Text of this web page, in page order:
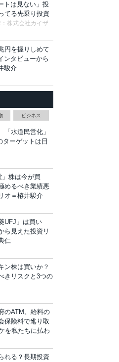
トは見ない」投
てる先乗り投資
：株式会社カイザ
円を握りしめて
ンタビューから
駿介
ビジネス
「水道民営化」
ターゲットは日
株は今が買
めるべき業績悪
オ＝栫井駿介
UFJ」は買い
ら見えた投資リ
仁
ン株は買いか？
きリスクと3つの
のATM。給料の
保険料で毟り取
を私たちに払わ
れる？長期投資